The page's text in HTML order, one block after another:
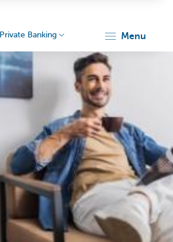
Private Banking menu